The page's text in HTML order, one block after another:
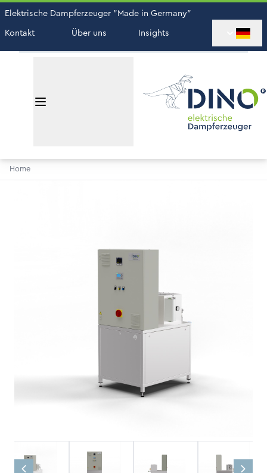
Elektrische Dampferzeuger "Made in Germany"
Kontakt
Über uns Insights
Home